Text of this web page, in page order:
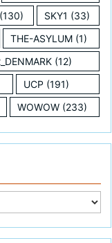
(130) SKY1 (33)
THE-ASYLUM (1)
(12)
UCP (191)
WOWOW (233)